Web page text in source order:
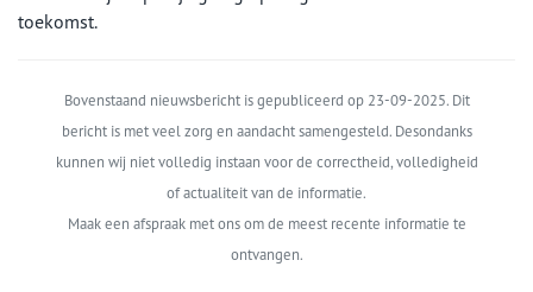
toekomst.
Bovenstaand nieuwsbericht is gepubliceerd op 23-09-2025. Dit
bericht is met veel zorg en aandacht samengesteld. Desondanks
kunnen wij niet volledig instaan voor de correctheid, volledigheid
of actualiteit van de informatie.
Maak een afspraak met ons om de meest recente informatie te
ontvangen.